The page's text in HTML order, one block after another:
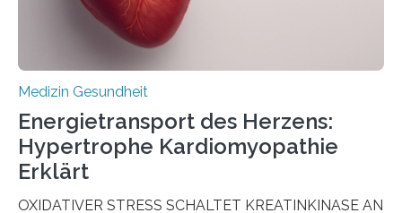
Medizin Gesundheit
Energietransport des Herzens:
Hypertrophe Kardiomyopathie
Erklärt
OXIDATIVER STRESS SCHALTET KREATINKINASE AN